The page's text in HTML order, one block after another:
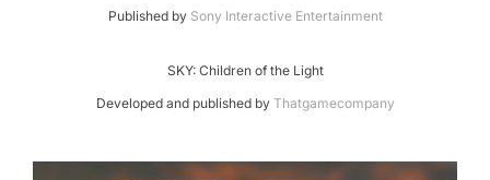
Published by Sony Interactive Entertainment
SKY: Children of the Light
Developed and published by Thatgamecompany